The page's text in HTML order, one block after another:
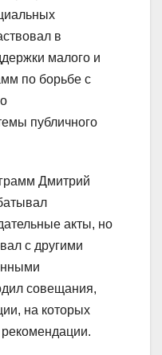
в
малого и
по борьбе с
публичного
Дмитрий
акты, но
с другими
совещания,
на которых